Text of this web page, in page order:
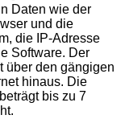
Daten wie der
und die
die IP-Adresse
Software. Der
über den gängigen
hinaus. Die
bis zu 7